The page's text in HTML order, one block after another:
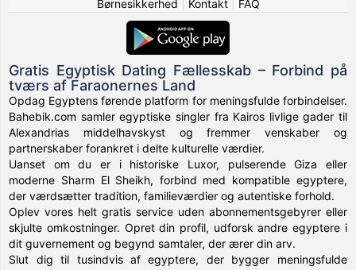
Børnesikkerhed
Kontakt| FAQ
Gratis Egyptisk Dating Fællesskab – Forbind på
tværs af Faraonernes Land
Opdag Egyptens førende platform for meningsfulde forbindelser.
Bahebik.com samler egyptiske singler fra Kairos livlige gader til
Alexandrias middelhavskyst og fremmer venskaber og
partnerskaber forankret i delte kulturelle værdier.
Uanset om du er i historiske Luxor, pulserende Giza eller
moderne Sharm El Sheikh, forbind med kompatible egyptere,
der værdsætter tradition, familieværdier og autentiske forhold.
Oplev vores helt gratis service uden abonnementsgebyrer eller
skjulte omkostninger. Opret din profil, udforsk andre egyptere i
dit guvernement og begynd samtaler, der ærer din arv.
Slut dig til tusindvis af egyptere, der bygger meningsfulde